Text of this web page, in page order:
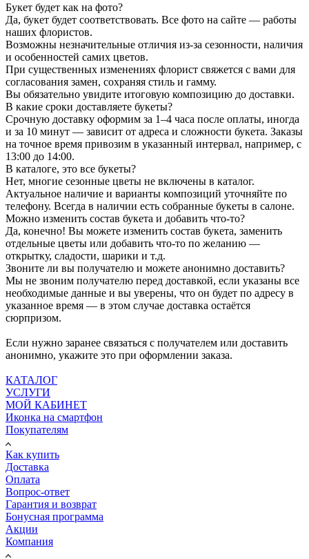
Букет будет как на фото?
Да, букет будет соответствовать. Все фото на сайте — работы
наших флористов.
Возможны незначительные отличия из-за сезонности, наличия
и особенностей самих цветов.
При существенных изменениях флорист свяжется с вами для
согласования замен, сохраняя стиль и гамму.
Вы обязательно увидите итоговую композицию до доставки.
В какие сроки доставляете букеты?
Срочную доставку оформим за 1–4 часа после оплаты, иногда
и за 10 минут — зависит от адреса и сложности букета. Заказы
на точное время привозим в указанный интервал, например, с
13:00 до 14:00.
В каталоге, это все букеты?
Нет, многие сезонные цветы не включены в каталог.
Актуальное наличие и варианты композиций уточняйте по
телефону. Всегда в наличии есть собранные букеты в салоне.
Можно изменить состав букета и добавить что-то?
Да, конечно! Вы можете изменить состав букета, заменить
отдельные цветы или добавить что-то по желанию —
открытку, сладости, шарики и т.д.
Звоните ли вы получателю и можете анонимно доставить?
Мы не звоним получателю перед доставкой, если указаны все
необходимые данные и вы уверены, что он будет по адресу в
указанное время — в этом случае доставка остаётся
сюрпризом.
Если нужно заранее связаться с получателем или доставить
анонимно, укажите это при оформлении заказа.
КАТАЛОГ
УСЛУГИ
МОЙ КАБИНЕТ
Иконка на смартфон
Покупателям
Как купить
Доставка
Оплата
Вопрос-ответ
Гарантия и возврат
Бонусная программа
Акции
Компания